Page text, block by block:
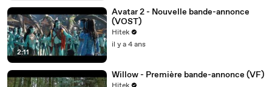
2:11
Avatar 2 - Nouvelle bande-annonce
(VOST)
Hitek
il y a 4 ans
Willow - Première bande-annonce (VF)